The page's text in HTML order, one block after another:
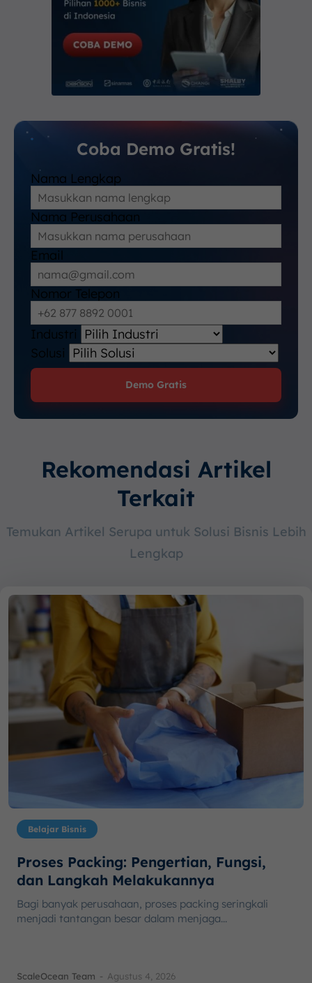
Coba Demo Gratis!
Nama Lengkap
Nama Perusahaan
Email
Nomor Telepon
Industri
Solusi
Demo Gratis
Rekomendasi Artikel
Terkait
Temukan Artikel Serupa untuk Solusi Bisnis Lebih
Lengkap
Belajar Bisnis
Proses Packing: Pengertian, Fungsi,
dan Langkah Melakukannya
Bagi banyak perusahaan, proses packing seringkali
menjadi tantangan besar dalam menjaga...
ScaleOcean Team - Agustus 4, 2026